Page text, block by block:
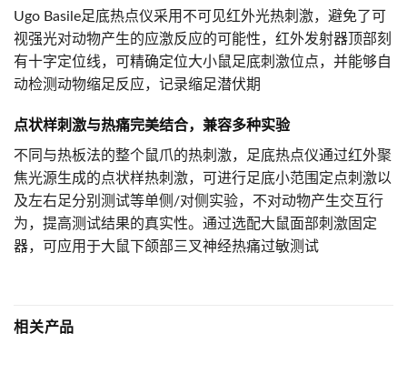
Ugo Basile足底热点仪采用不可见红外光热刺激，避免了可
视强光对动物产生的应激反应的可能性，红外发射器顶部刻
有十字定位线，可精确定位大小鼠足底刺激位点，并能够自
动检测动物缩足反应，记录缩足潜伏期
点状样刺激与热痛完美结合，兼容多种实验
不同与热板法的整个鼠爪的热刺激，足底热点仪通过红外聚
焦光源生成的点状样热刺激，可进行足底小范围定点刺激以
及左右足分别测试等单侧/对侧实验，不对动物产生交互行
为，提高测试结果的真实性。通过选配大鼠面部刺激固定
器，可应用于大鼠下颌部三叉神经热痛过敏测试
相关产品